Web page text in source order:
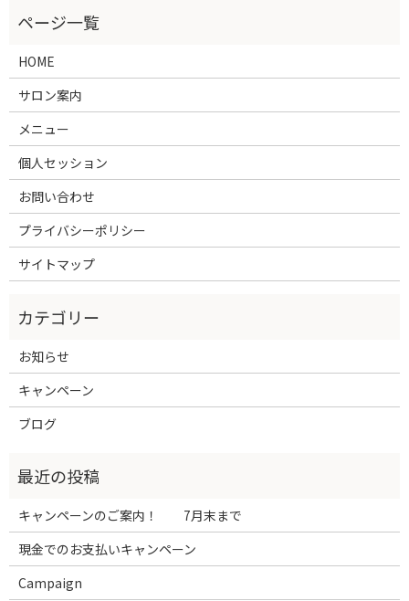
HOME
サロン案内
メニュー
個人セッション
お問い合わせ
プライバシーポリシー
サイトマップ
お知らせ
キャンペーン
ブログ
キャンペーンのご案内！ 7月末まで
現金でのお支払いキャンペーン
Campaign